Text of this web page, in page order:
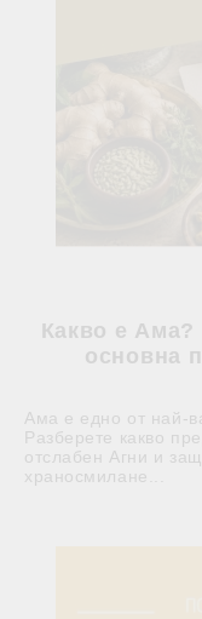
Какво е
основна
Ама е едно от най-
Разберете какво
отслабен Агни и
храносмилане...